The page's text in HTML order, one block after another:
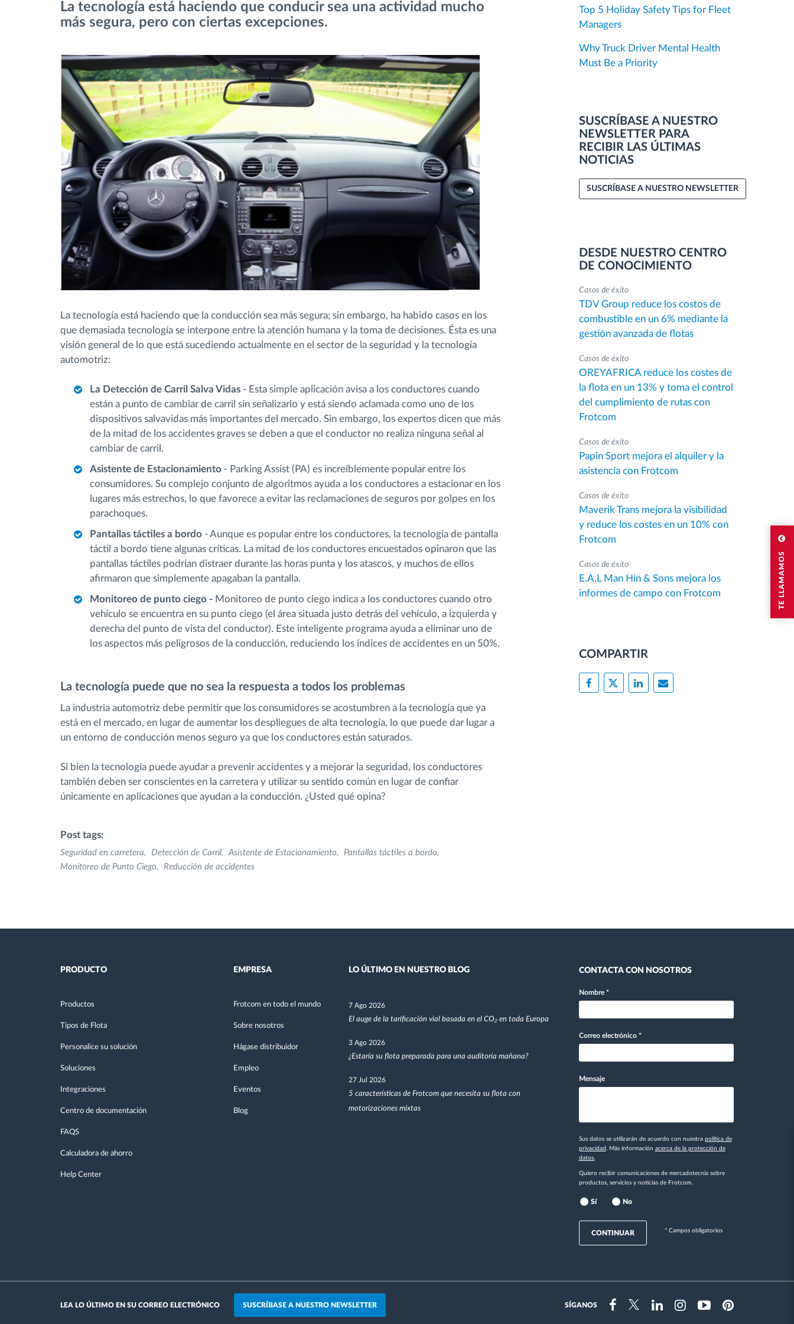
TE LLAMAMOS
Control de acceso
Gestión de combustible
Planificación y seguimiento de rutas
Identificación automática del
conductor
Descubrir todas las características
La tecnología está haciendo que conducir sea una actividad mucho
más segura, pero con ciertas excepciones.
La tecnología está haciendo que la conducción sea más segura; sin embargo, ha habido casos en los
que demasiada tecnología se interpone entre la atención humana y la toma de decisiones. Ésta es una
visión general de lo que está sucediendo actualmente en el sector de la seguridad y la tecnología
automotriz:
La Detección de Carril Salva Vidas - Esta simple aplicación avisa a los conductores cuando
están a punto de cambiar de carril sin señalizarlo y está siendo aclamada como uno de los
dispositivos salvavidas más importantes del mercado. Sin embargo, los expertos dicen que más
de la mitad de los accidentes graves se deben a que el conductor no realiza ninguna señal al
cambiar de carril.
Asistente de Estacionamiento - Parking Assist (PA) es increíblemente popular entre los
consumidores. Su complejo conjunto de algoritmos ayuda a los conductores a estacionar en los
lugares más estrechos, lo que favorece a evitar las reclamaciones de seguros por golpes en los
parachoques.
Pantallas táctiles a bordo - Aunque es popular entre los conductores, la tecnología de pantalla
táctil a bordo tiene algunas críticas. La mitad de los conductores encuestados opinaron que las
pantallas táctiles podrían distraer durante las horas punta y los atascos, y muchos de ellos
afirmaron que simplemente apagaban la pantalla.
Monitoreo de punto ciego - Monitoreo de punto ciego indica a los conductores cuando otro
vehículo se encuentra en su punto ciego (el área situada justo detrás del vehículo, a izquierda y
derecha del punto de vista del conductor). Este inteligente programa ayuda a eliminar uno de
los aspectos más peligrosos de la conducción, reduciendo los índices de accidentes en un 50%.
La tecnología puede que no sea la respuesta a todos los problemas
La industria automotriz debe permitir que los consumidores se acostumbren a la tecnología que ya
está en el mercado, en lugar de aumentar los despliegues de alta tecnología, lo que puede dar lugar a
un entorno de conducción menos seguro ya que los conductores están saturados.
Si bien la tecnología puede ayudar a prevenir accidentes y a mejorar la seguridad, los conductores
también deben ser conscientes en la carretera y utilizar su sentido común en lugar de confiar
únicamente en aplicaciones que ayudan a la conducción. ¿Usted qué opina?
Post tags:
Seguridad en carretera Detección de Carril Asistente de Estacionamiento
Pantallas táctiles a bordo
Monitoreo de Punto Ciego
Reducción de accidentes
Top 5 Holiday Safety Tips for Fleet
Managers
Why Truck Driver Mental Health
Must Be a Priority
SUSCRÍBASE A NUESTRO
NEWSLETTER PARA
RECIBIR LAS ÚLTIMAS
NOTICIAS
SUSCRÍBASE A NUESTRO NEWSLETTER
DESDE NUESTRO CENTRO
DE CONOCIMIENTO
Casos de éxito
TDV Group reduce los costos de
combustible en un 6% mediante la
gestión avanzada de flotas
Casos de éxito
OREYAFRICA reduce los costes de
la flota en un 13% y toma el control
del cumplimiento de rutas con
Frotcom
Casos de éxito
Papin Sport mejora el alquiler y la
asistencia con Frotcom
Casos de éxito
Maverik Trans mejora la visibilidad
y reduce los costes en un 10% con
Frotcom
Casos de éxito
E.A.L Man Hin & Sons mejora los
informes de campo con Frotcom
COMPARTIR
PRODUCTO
Productos
Tipos de Flota
Personalice su solución
Soluciones
Integraciones
Centro de documentación
FAQS
Calculadora de ahorro
Help Center
EMPRESA
Frotcom en todo el mundo
Sobre nosotros
Hágase distribuidor
Empleo
Eventos
Blog
LO ÚLTIMO EN NUESTRO BLOG
7 Ago 2026
El auge de la tarificación vial basada en el CO₂ en toda Europa
3 Ago 2026
¿Estaría su flota preparada para una auditoría mañana?
27 Jul 2026
5 características de Frotcom que necesita su flota con
motorizaciones mixtas
CONTACTA CON NOSOTROS
Nombre *
Correo electrónico *
Mensaje
Sus datos se utilizarán de acuerdo con nuestra política de
privacidad
. Más información acerca de la protección de
datos.
Quiero recibir comunicaciones de mercadotecnia sobre
productos, servicios y noticias de Frotcom.
Sí No
CONTINUAR * Campos obligatorios
LEA LO ÚLTIMO EN SU CORREO ELECTRÓNICO SUSCRÍBASE A NUESTRO NEWSLETTER SÍGANOS
FacebookTwitterLinkedinInstragramYoutubePinterest